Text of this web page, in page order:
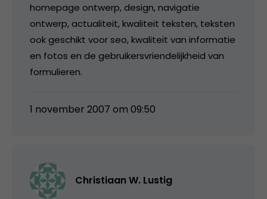
homepage ontwerp, design, navigatie
ontwerp, actualiteit, kwaliteit teksten, teksten
ook geschikt voor seo, kwaliteit van informatie
en fotos en de gebruikersvriendelijkheid van
formulieren.
1 november 2007 om 09:50
Christiaan W. Lustig